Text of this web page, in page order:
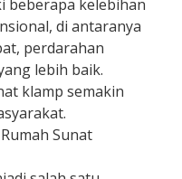
beberapa kelebihan
di antaranya
perdarahan
lebih baik.
klamp semakin
Sunat